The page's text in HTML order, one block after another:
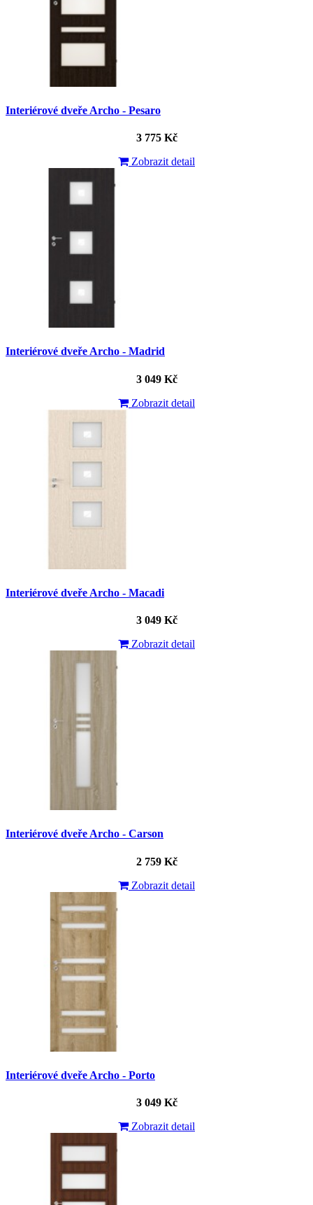
Interiérové dveře Archo - Pesaro
3 775 Kč
Zobrazit detail
Interiérové dveře Archo - Madrid
3 049 Kč
Zobrazit detail
Interiérové dveře Archo - Macadi
3 049 Kč
Zobrazit detail
Interiérové dveře Archo - Carson
2 759 Kč
Zobrazit detail
Interiérové dveře Archo - Porto
3 049 Kč
Zobrazit detail